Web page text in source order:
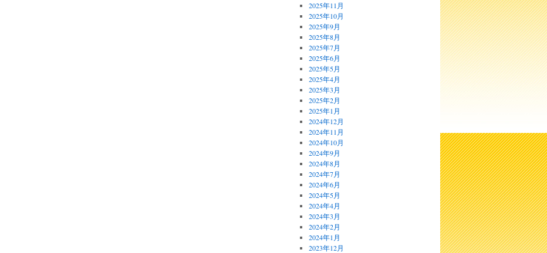
2025年11月
2025年10月
2025年9月
2025年8月
2025年7月
2025年6月
2025年5月
2025年4月
2025年3月
2025年2月
2025年1月
2024年12月
2024年11月
2024年10月
2024年9月
2024年8月
2024年7月
2024年6月
2024年5月
2024年4月
2024年3月
2024年2月
2024年1月
2023年12月